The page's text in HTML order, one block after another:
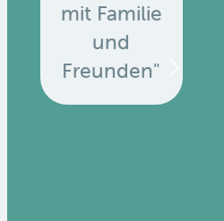
mit Familie
und
Freunden"